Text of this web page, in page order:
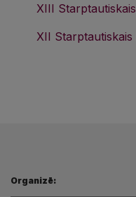
XIII Starptautiskais
XII Starptautiskais
Organizē: